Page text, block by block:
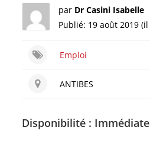
par Dr Casini Isabelle
Publié: 19 août 2019
Emploi
ANTIBES
Disponibilité : Immédiate